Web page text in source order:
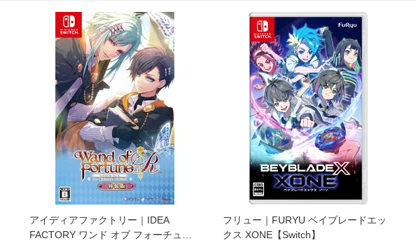
アイディアファクトリー｜IDEA
FACTORY ワンド オブ フォーチュン
フリュー｜FURYU ベイブレードエッ
クス XONE【Switch】